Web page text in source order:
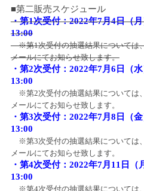
■第二販売スケジュール
・第1次受付：2022年7月4日（
13:00
※第1次受付の抽選結果については
メールにてお知らせ致します。
・第2次受付： 2022年7月 6 日（水
13:00
※第2次受付の抽選結果については、
メールにてお知らせ致します。
・第3次受付： 2022年7月 8 日（金
13:00
※第3次受付の抽選結果については、
メールにてお知らせ致します。
・第4次受付： 2022年7月 11 日（
13:00
※第4次受付の抽選結果については、